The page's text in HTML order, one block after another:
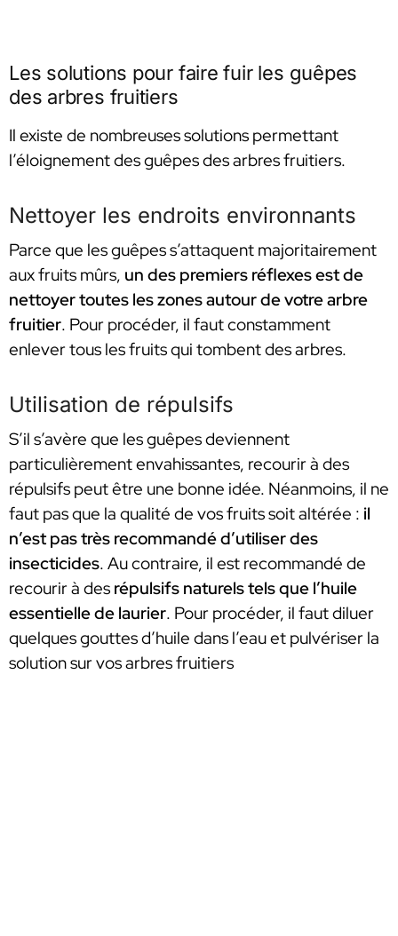
Les solutions pour faire fuir les guêpes
des arbres fruitiers
Il existe de nombreuses solutions permettant
l’éloignement des guêpes des arbres fruitiers.
Nettoyer les endroits environnants
Parce que les guêpes s’attaquent majoritairement
aux fruits mûrs, un des premiers réflexes est de
nettoyer toutes les zones autour de votre arbre
fruitier. Pour procéder, il faut constamment
enlever tous les fruits qui tombent des arbres.
Utilisation de répulsifs
S’il s’avère que les guêpes deviennent
particulièrement envahissantes, recourir à des
répulsifs peut être une bonne idée. Néanmoins, il ne
faut pas que la qualité de vos fruits soit altérée : il
n’est pas très recommandé d’utiliser des
insecticides. Au contraire, il est recommandé de
recourir à des répulsifs naturels tels que l’huile
essentielle de laurier. Pour procéder, il faut diluer
quelques gouttes d’huile dans l’eau et pulvériser la
solution sur vos arbres fruitiers